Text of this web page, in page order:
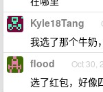
Kyle18Tang
我选了那个牛奶
flood Oct 30,
选了红包，好像